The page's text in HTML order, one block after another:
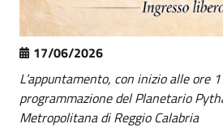
17/06/2026
L’appuntamento, con inizio alle ore
programmazione del Planetario
Metropolitana di Reggio Calabria